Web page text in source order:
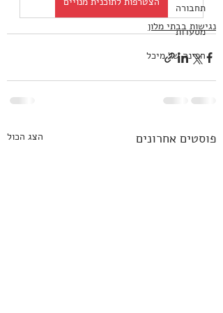
תחבורה
מסעדות
הפינה של מיכל
נגישות בבתי מלון
פוסטים אחרונים הצג הכול